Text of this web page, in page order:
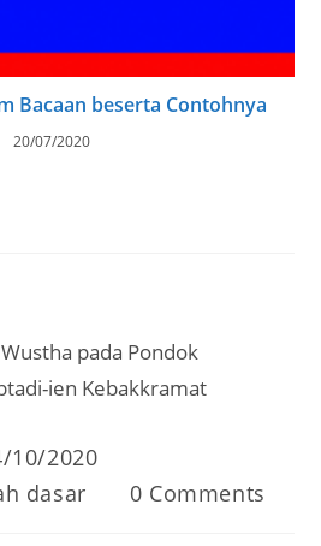
Bacaan beserta Contohnya
20/07/2020
pada Pondok
ien Kebakkramat
10/2020
dasar
Post
0 Comments